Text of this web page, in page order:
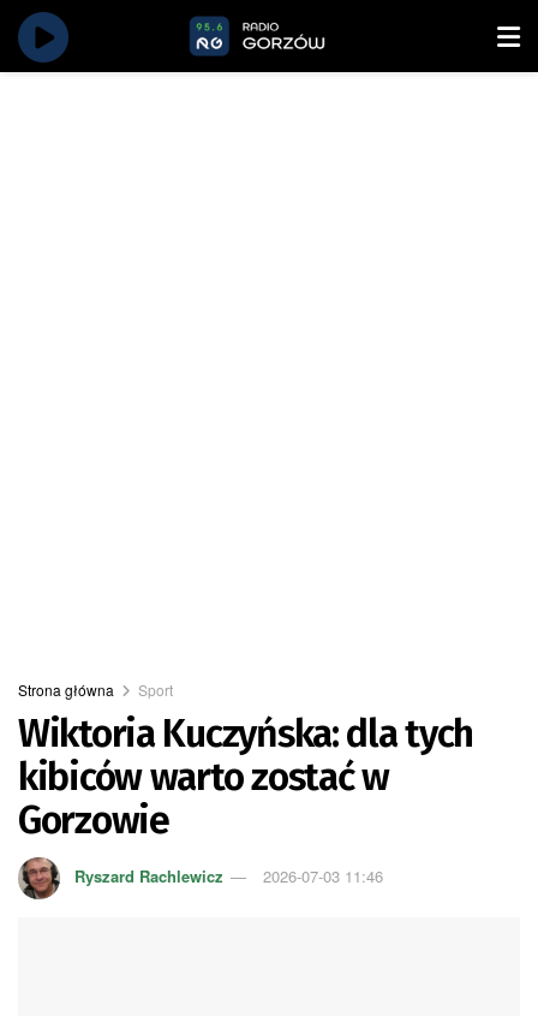
Strona główna Sport
Wiktoria Kuczyńska: dla tych
kibiców warto zostać w
Gorzowie
Ryszard Rachlewicz 2026-07-03 11:46